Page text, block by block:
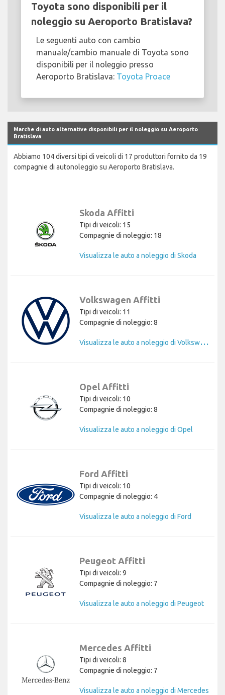
Toyota sono disponibili per il
noleggio su Aeroporto Bratislava?
Le seguenti auto con cambio
manuale/cambio manuale di Toyota sono
disponibili per il noleggio presso
Aeroporto Bratislava: Toyota Proace
Marche di auto alternative disponibili per il noleggio su Aeroporto
Bratislava
Abbiamo 104 diversi tipi di veicoli di 17 produttori fornito da 19
compagnie di autonoleggio su Aeroporto Bratislava.
Skoda Affitti
Tipi di veicoli: 15
Compagnie di noleggio: 18
Visualizza le auto a noleggio di Skoda
Volkswagen Affitti
Tipi di veicoli: 11
Compagnie di noleggio: 8
V
isualizza le auto a noleggio di Volkswagen
Opel Affitti
Tipi di veicoli: 10
Compagnie di noleggio: 8
Visualizza le auto a noleggio di Opel
Ford Affitti
Tipi di veicoli: 10
Compagnie di noleggio: 4
Visualizza le auto a noleggio di Ford
Peugeot Affitti
Tipi di veicoli: 9
Compagnie di noleggio: 7
Visualizza le auto a noleggio di Peugeot
Mercedes Affitti
Tipi di veicoli: 8
Compagnie di noleggio: 7
Visualizza le auto a noleggio di Mercedes